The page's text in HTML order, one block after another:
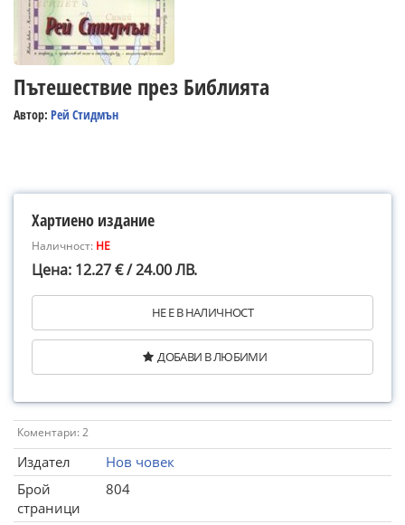
Пътешествие през Библията
Автор: Рей Стидмън
Хартиено издание
Наличност: НЕ
Цена: 12.27 € / 24.00 ЛВ.
НЕ Е В НАЛИЧНОСТ
ДОБАВИ В ЛЮБИМИ
Коментари: 2
Издател
Нов човек
Брой
страници
804